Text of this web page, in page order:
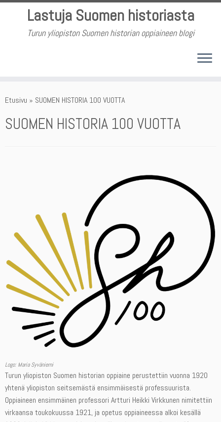
Skip
Lastuja Suomen historiasta
Turun yliopiston Suomen historian oppiaineen blogi
Etusivu » SUOMEN HISTORIA 100 VUOTTA
SUOMEN HISTORIA 100 VUOTTA
Logo: Maria Syväniemi
Turun yliopiston Suomen historian oppiaine perustettiin vuonna 1920
yhtenä yliopiston seitsemästä ensimmäisestä professuurista.
Oppiaineen ensimmäinen professori Artturi Heikki Virkkunen nimitettiin
virkaansa toukokuussa 1921, ja opetus oppiaineessa alkoi kesällä